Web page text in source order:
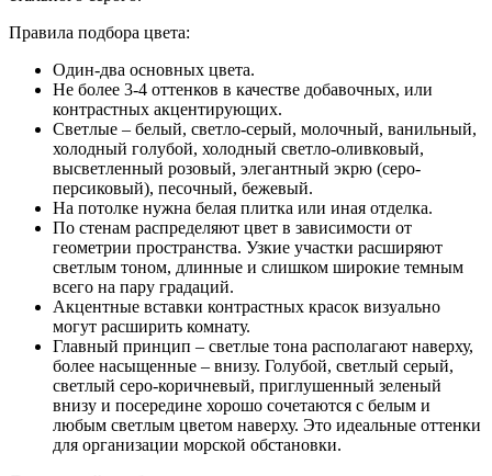
Правила подбора цвета:
Один-два основных цвета.
Не более 3-4 оттенков в качестве добавочных, или
контрастных акцентирующих.
Светлые – белый, светло-серый, молочный, ванильный,
холодный голубой, холодный светло-оливковый,
высветленный розовый, элегантный экрю (серо-
персиковый), песочный, бежевый.
На потолке нужна белая плитка или иная отделка.
По стенам распределяют цвет в зависимости от
геометрии пространства. Узкие участки расширяют
светлым тоном, длинные и слишком широкие темным
всего на пару градаций.
Акцентные вставки контрастных красок визуально
могут расширить комнату.
Главный принцип – светлые тона располагают наверху,
более насыщенные – внизу. Голубой, светлый серый,
светлый серо-коричневый, приглушенный зеленый
внизу и посередине хорошо сочетаются с белым и
любым светлым цветом наверху. Это идеальные оттенки
для организации морской обстановки.